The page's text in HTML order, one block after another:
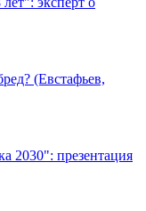
(Евстафьев,
2030": презентация